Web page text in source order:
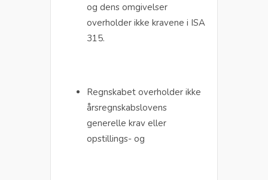
og dens omgivelser
overholder ikke kravene i ISA
315.
Regnskabet overholder ikke
årsregnskabslovens
generelle krav eller
opstillings- og